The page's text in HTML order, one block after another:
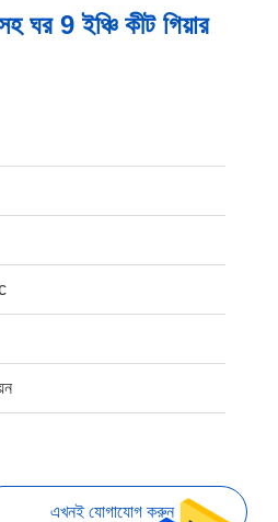
9 ইঞ্চি কীট গিয়ার
এখনই যোগাযোগ করুন